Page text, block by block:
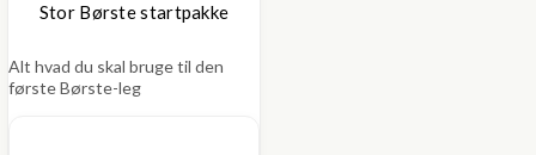
Stor Børste startpakke
Alt hvad du skal bruge til den
første Børste-leg